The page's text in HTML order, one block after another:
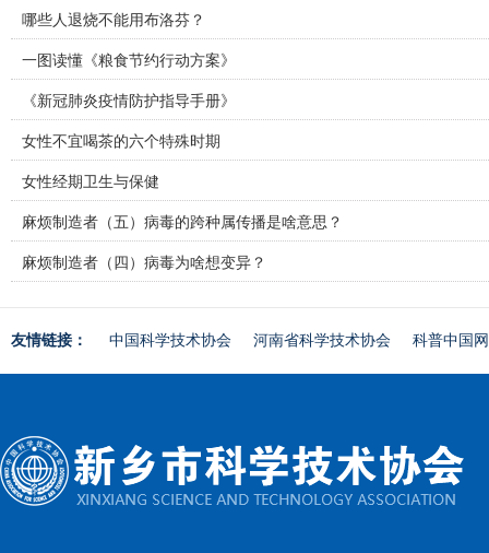
哪些人退烧不能用布洛芬？
一图读懂《粮食节约行动方案》
《新冠肺炎疫情防护指导手册》
女性不宜喝茶的六个特殊时期
女性经期卫生与保健
麻烦制造者（五）病毒的跨种属传播是啥意思？
麻烦制造者（四）病毒为啥想变异？
友情链接： 中国科学技术协会 河南省科学技术协会 科普中国网